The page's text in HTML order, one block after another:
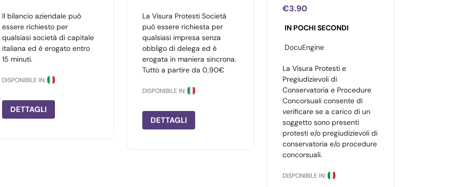
Il bilancio aziendale può
essere richiesto per
qualsiasi società di capitale
italiana ed è erogato entro
15 minuti.
DISPONIBILE IN:
DETTAGLI
La Visura Protesti Società
può essere richiesta per
qualsiasi impresa senza
obbligo di delega ed è
erogata in maniera sincrona.
Tutto a partire da 0,90€
DISPONIBILE IN:
DETTAGLI
€3.90
IN POCHI SECONDI
DocuEngine
La Visura Protesti e
Pregiudizievoli di
Conservatoria e Procedure
Concorsuali consente di
verificare se a carico di un
soggetto sono presenti
protesti e/o pregiudizievoli di
conservatoria e/o procedure
concorsuali.
DISPONIBILE IN: